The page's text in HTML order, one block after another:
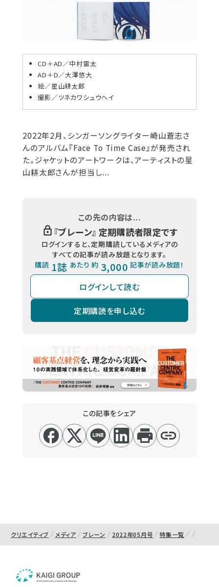
CD＋AD／中村雷太
AD＋D／大澤悠大
絵／星山耕太郎
撮影／ツネカワシュウヘイ
2022年2月、シンガーソングライター崎山蒼志さ
んのアルバム『Face To Time Case』が発売され
た。ジャケットのアートワークは、アーティストの星
山耕太郎さんが担当し...
この先の内容は...
『ブレーン』 定期購読者限定です
ログインすると、定期購読しているメディアの
すべての記事が読み放題となります。
購読 1誌 あたり 約 3,000 記事が読み放題！
ログインして読む
定期購読を申し込む
この記事をシェア
クリエイティブ メディア ブレーン 2022年05月号 特集一覧